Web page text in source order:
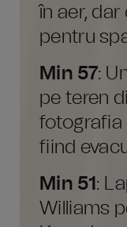
în aer,
pentru
Min 57:
pe teren
fotografia
fiind
Min 51 :
Williams